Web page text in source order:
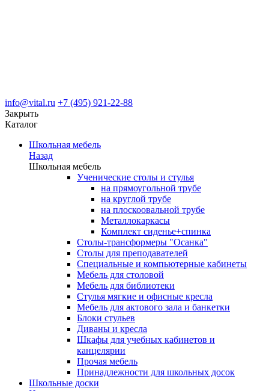
info@vital.ru +7 (495) 921-22-88
Закрыть
Каталог
Школьная мебель
Назад
Школьная мебель
Ученические столы и стулья
на прямоугольной трубе
на круглой трубе
на плоскоовальной трубе
Металлокаркасы
Комплект сиденье+спинка
Столы-трансформеры "Осанка"
Столы для преподавателей
Специальные и компьютерные кабинеты
Мебель для столовой
Мебель для библиотеки
Стулья мягкие и офисные кресла
Мебель для актового зала и банкетки
Блоки стульев
Диваны и кресла
Шкафы для учебных кабинетов и
канцелярии
Прочая мебель
Принадлежности для школьных досок
Школьные доски